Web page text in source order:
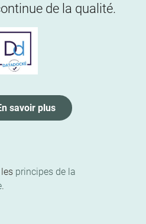
de la qualité.
principes de la
.
savoir plus